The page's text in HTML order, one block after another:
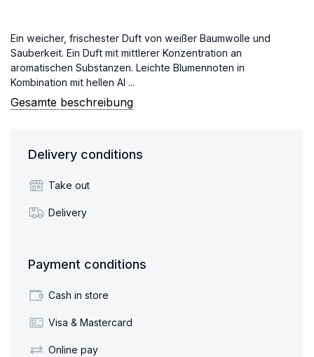
Ein weicher, frischester Duft von weißer Baumwolle und
Sauberkeit. Ein Duft mit mittlerer Konzentration an
aromatischen Substanzen. Leichte Blumennoten in
Kombination mit hellen Al ...
Gesamte beschreibung
Delivery conditions
Take out
Delivery
Payment conditions
Cash in store
Visa & Mastercard
Online pay